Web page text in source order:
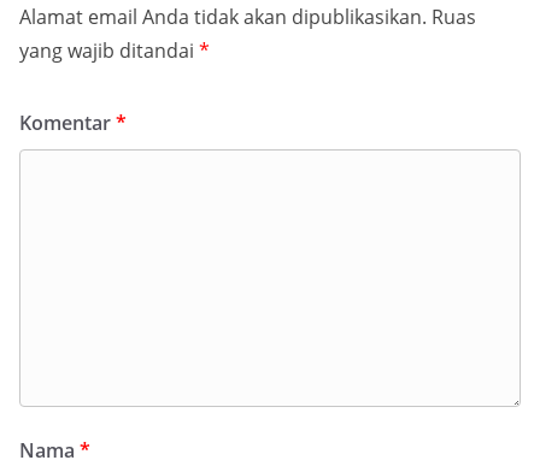
Alamat email Anda tidak akan dipublikasikan. Ruas
yang wajib ditandai *
Komentar*
Nama *